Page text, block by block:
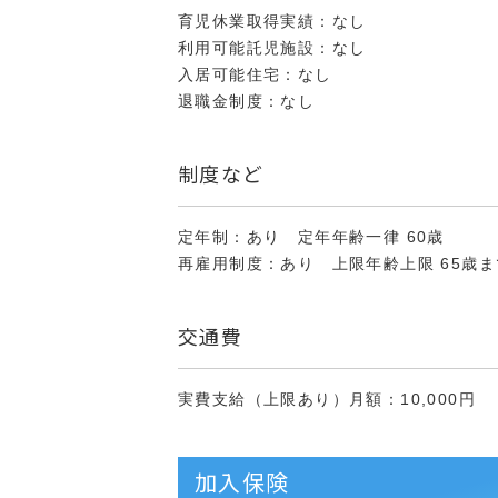
育児休業取得実績：なし
利用可能託児施設：なし
入居可能住宅：なし
退職金制度：なし
制度など
定年制：あり 定年年齢一律 60歳
再雇用制度：あり 上限年齢上限 65歳ま
交通費
実費支給（上限あり）月額：10,000円
加入保険